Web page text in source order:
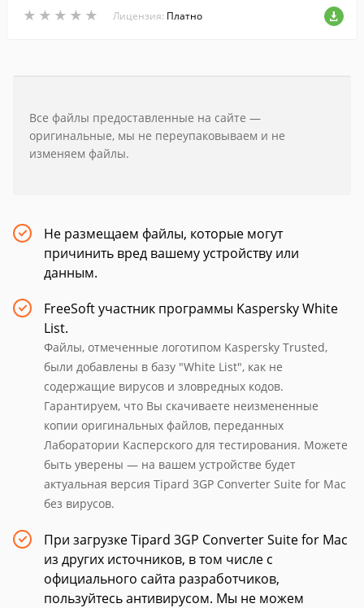
★ ★ ★ ★ ★
★ ★ ★ ★ ★ Лицензия: Платно
Все файлы предоставленные на сайте —
оригинальные, мы не переупаковываем и не
изменяем файлы.
Не размещаем файлы, которые могут
причинить вред вашему устройству или
данным.
FreeSoft участник программы Kaspersky White
List.
Файлы, отмеченные логотипом Kaspersky Trusted,
были добавлены в базу "White List", как не
содержащие вирусов и зловредных кодов.
Гарантируем, что Вы скачиваете неизмененные
копии оригинальных файлов, переданных
Лаборатории Касперского для тестирования. Можете
быть уверены — на вашем устройстве будет
актуальная версия Tipard 3GP Converter Suite for Mac
без вирусов.
При загрузке Tipard 3GP Converter Suite for Mac
из других источников, в том числе с
официального сайта разработчиков,
пользуйтесь антивирусом. Мы не можем